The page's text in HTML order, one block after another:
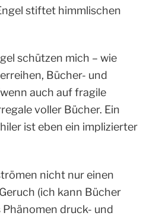
stiftet himmlischen
schützen mich – wie
Bücher- und
auch auf fragile
voller Bücher. Ein
ist eben ein implizierter
nicht nur einen
(ich kann Bücher
druck- und